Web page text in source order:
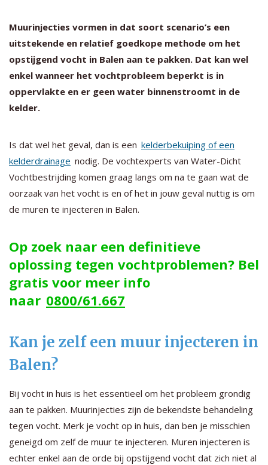
Muurinjecties vormen in dat soort scenario’s een
uitstekende en relatief goedkope methode om het
opstijgend vocht in Balen aan te pakken. Dat kan wel
enkel wanneer het vochtprobleem beperkt is in
oppervlakte en er geen water binnenstroomt in de
kelder.
Is dat wel het geval, dan is een kelderbekuiping of een
kelderdrainage nodig. De vochtexperts van Water-Dicht
Vochtbestrijding komen graag langs om na te gaan wat de
oorzaak van het vocht is en of het in jouw geval nuttig is om
de muren te injecteren in Balen.
Op zoek naar een definitieve
oplossing tegen vochtproblemen? Bel
gratis voor meer info
naar 0800/61.667
Kan je zelf een muur injecteren in
Balen?
Bij vocht in huis is het essentieel om het probleem grondig
aan te pakken. Muurinjecties zijn de bekendste behandeling
tegen vocht. Merk je vocht op in huis, dan ben je misschien
geneigd om zelf de muur te injecteren. Muren injecteren is
echter enkel aan de orde bij opstijgend vocht dat zich niet al